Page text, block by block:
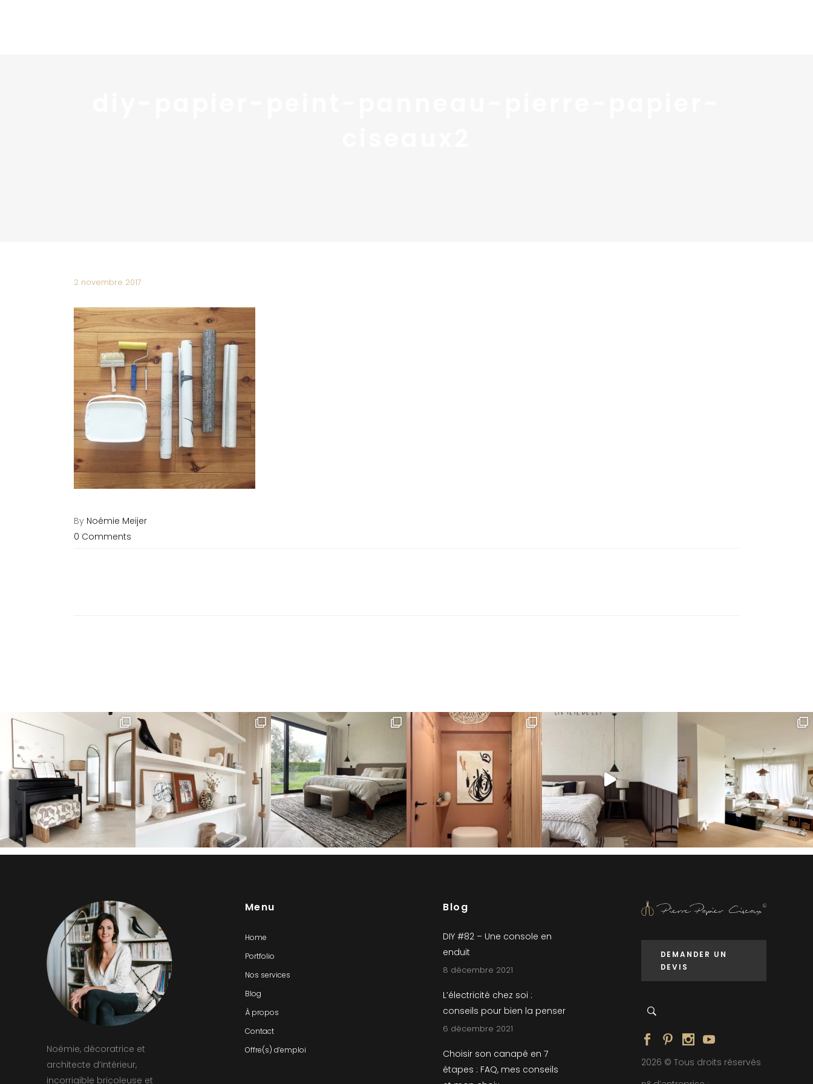
2 novembre 2017
By Noémie Meijer
0 Comments
Noémie, décoratrice et
architecte d’intérieur,
incorrigible bricoleuse et
Menu
Home
Portfolio
Nos services
Blog
À propos
Contact
Offre(s) d’emploi
Blog
DIY #82 – Une console en
enduit
8 décembre 2021
L’électricité chez soi :
conseils pour bien la penser
6 décembre 2021
Choisir son canapé en 7
étapes : FAQ, mes conseils
DEMANDER UN
DEVIS
2026 © Tous droits réservés